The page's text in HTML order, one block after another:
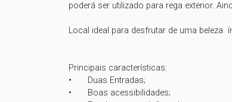
poderá ser utilizado para rega exterior.
Local ideal para desfrutar de uma beleza
Principais características:
•	Duas Entradas;
•	Boas acessibilidades;